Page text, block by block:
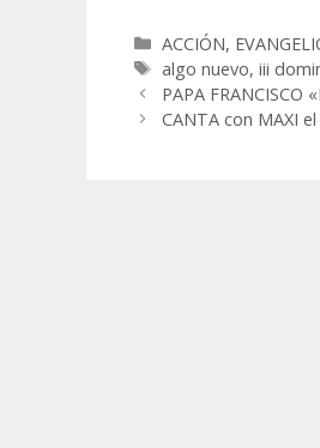
Categorías
ACCIÓN,
Etiquetas
algo nuevo,iii
PAPA FRANCISCO
CANTA con MAXI